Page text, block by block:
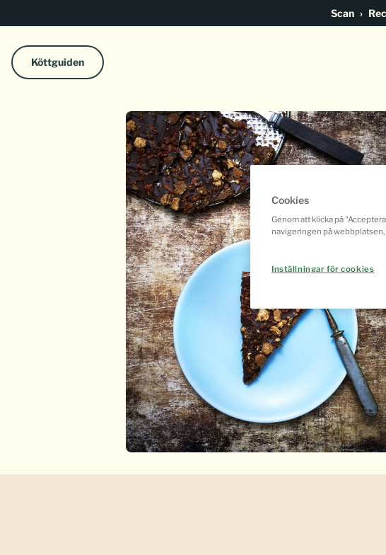
Scan
Köttguiden
Cookies
Genom att klicka på
navigeringen på
Inställningar för cookies